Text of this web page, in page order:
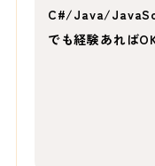
C#/Java/
でも経験あれば